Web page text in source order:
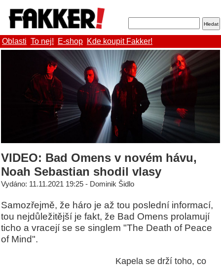
Oblasti To nej! E-shop Kde koupit Fakker!
VIDEO: Bad Omens v novém hávu,
Noah Sebastian shodil vlasy
Vydáno: 11.11.2021 19:25 - Dominik Šidlo
Samozřejmě, že háro je až tou poslední informací,
tou nejdůležitější je fakt, že Bad Omens prolamují
ticho a vracejí se se singlem "The Death of Peace
of Mind".
Kapela se drží toho, co